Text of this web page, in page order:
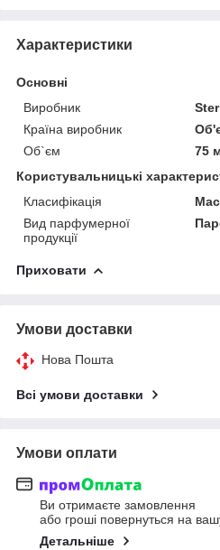
Характеристики
Основні
Виробник
Країна виробник
Об`єм
75
Користувальницькі
Класифікація
Вид парфумерної
продукції
Приховати
Умови доставки
Нова Пошта
Всі умови доставки
Умови оплати
Ви отримаєте замовлення
або гроші повернуться на
Детальніше